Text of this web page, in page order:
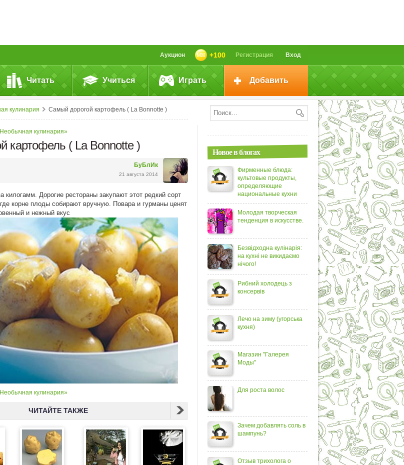
Вход
Регистрация
+100
Аукцион
Читать Учиться Играть Добавить
кулинария Самый дорогой картофель ( La Bonnotte )
кулинария»
картофель ( La Bonnotte )
БуБлИк
21 августа 2014
килогамм. Дорогие рестораны закупают этот редкий сорт
корне плоды собирают вручную. Повара и гурманы ценят
и нежный вкус
кулинария»
ЧИТАЙТЕ ТАКЖЕ
Новое в блогах
Фирменные блюда:
культовые продукты,
определяющие
национальные кухни
Молодая творческая
тенденция в искусстве.
Безвідходна кулінарія:
на кухні не викидаємо
нічого!
Рибний холодець з
консервів
Лечо на зиму (угорська
кухня)
Магазин "Галерея
Моды"
Для роста волос
Зачем добавлять соль в
шампунь?
Отзыв трихолога о